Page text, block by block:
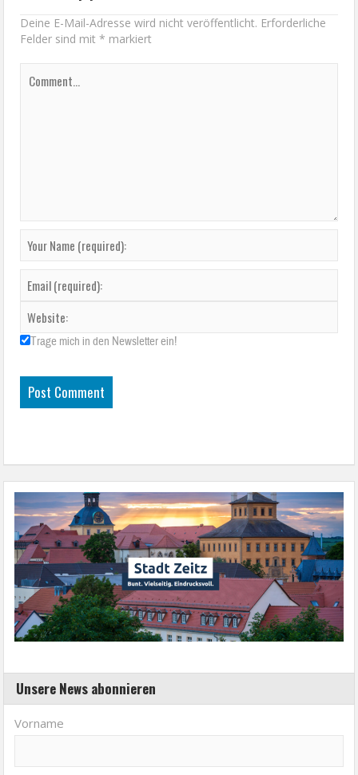
Deine E-Mail-Adresse wird nicht veröffentlicht. Erforderliche
Felder sind mit* markiert
Trage mich in den Newsletter ein!
Unsere News abonnieren
Vorname